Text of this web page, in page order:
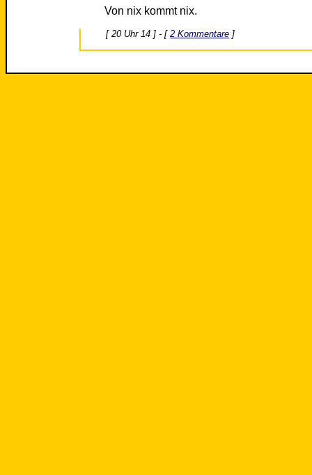
Von nix kommt nix.
[ 20 Uhr 14 ] - [2 Kommentare ]